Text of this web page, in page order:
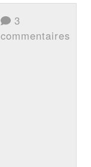
3
commentaires